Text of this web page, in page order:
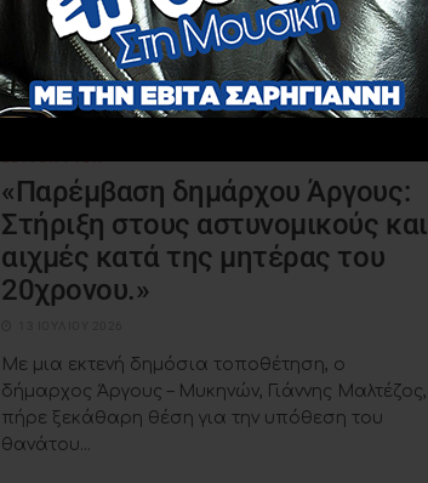
EDITOR PICK
«Παρέμβαση δημάρχου Άργους:
Στήριξη στους αστυνομικούς και
αιχμές κατά της μητέρας του
20χρονου.»
Με μια εκτενή δημόσια τοποθέτηση, ο
δήμαρχος Άργους – Μυκηνών, Γιάννης Μαλτέζος,
πήρε ξεκάθαρη θέση για την υπόθεση του
θανάτου...